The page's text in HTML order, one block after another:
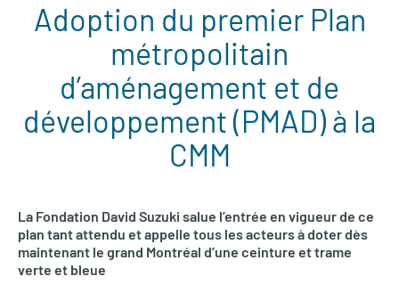
Adoption du premier Plan
métropolitain
d’aménagement et de
développement (PMAD) à la
CMM
La Fondation David Suzuki salue l’entrée en vigueur de ce
plan tant attendu et appelle tous les acteurs à doter dès
maintenant le grand Montréal d’une ceinture et trame
verte et bleue